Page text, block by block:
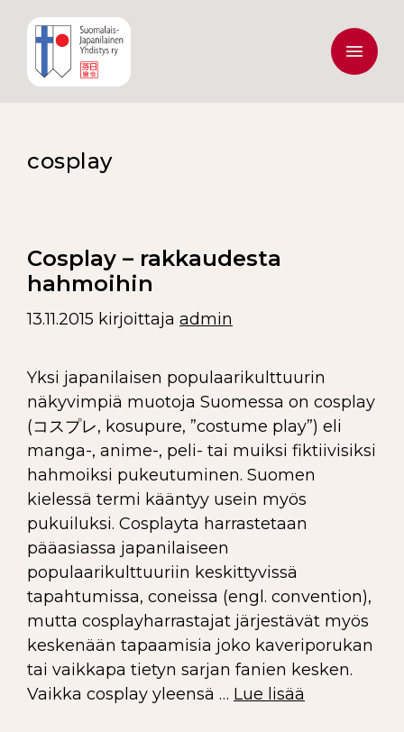
cosplay
Cosplay – rakkaudesta
hahmoihin
13.11.2015 kirjoittaja admin
Yksi japanilaisen populaarikulttuurin
näkyvimpiä muotoja Suomessa on cosplay
(コスプレ, kosupure, ”costume play”) eli
manga-, anime-, peli- tai muiksi fiktiivisiksi
hahmoiksi pukeutuminen. Suomen
kielessä termi kääntyy usein myös
pukuiluksi. Cosplayta harrastetaan
pääasiassa japanilaiseen
populaarikulttuuriin keskittyvissä
tapahtumissa, coneissa (engl. convention),
mutta cosplayharrastajat järjestävät myös
keskenään tapaamisia joko kaveriporukan
tai vaikkapa tietyn sarjan fanien kesken.
Vaikka cosplay yleensä … Lue lisää